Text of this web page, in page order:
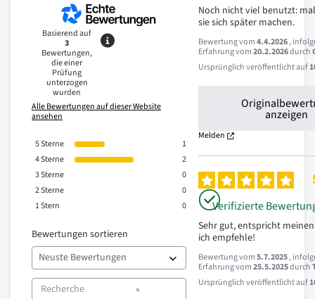
Basierend auf
3
Bewertungen,
die einer
Prüfung
unterzogen
wurden
Alle Bewertungen auf dieser Website
ansehen
5Sterne
1
4Sterne
2
3Sterne
0
2Sterne
0
1Stern 0
Bewertungen sortieren
Noch nicht viel benutzt:
sie sich später machen.
Bewertung vom4.4.2026,
Erfahrung vom20.2.2026durch
Ursprünglich veröffentlicht auf
anzeigen
Melden
Verifizierte
Sehr gut, entspricht
ich empfehle!
Bewertung vom5.7.2025,
Erfahrung vom25.5.2025durch
Ursprünglich veröffentlicht auf